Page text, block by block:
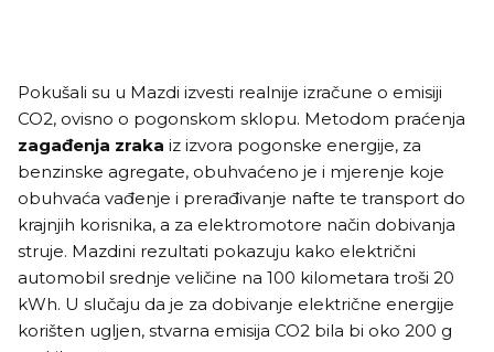
Pokušali su u Mazdi izvesti realnije izračune o emisiji
CO2, ovisno o pogonskom sklopu. Metodom praćenja
zagađenja zraka iz izvora pogonske energije, za
benzinske agregate, obuhvaćeno je i mjerenje koje
obuhvaća vađenje i prerađivanje nafte te transport do
krajnjih korisnika, a za elektromotore način dobivanja
struje. Mazdini rezultati pokazuju kako električni
automobil srednje veličine na 100 kilometara troši 20
kWh. U slučaju da je za dobivanje električne energije
korišten ugljen, stvarna emisija CO2 bila bi oko 200 g